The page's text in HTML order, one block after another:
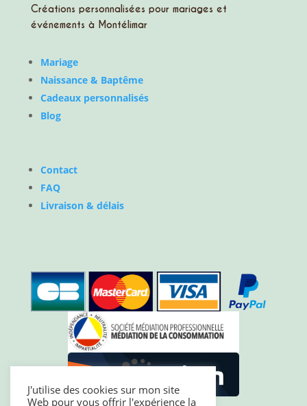
Créations personnalisées pour mariages et
événements à Montélimar
Mariage
Naissance & Baptême
Cadeaux personnalisés
Blog
Contact
FAQ
Livraison & délais
J'utilise des cookies sur mon site
Web pour vous offrir l'expérience la